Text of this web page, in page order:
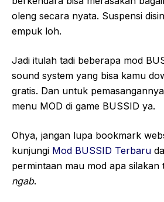
oleng secara nyata. Suspensi
empuk loh.
Jadi itulah tadi beberapa mod
sound system yang bisa kamu
gratis. Dan untuk
menu MOD di game BUSSID ya.
Ohya, jangan lupa bookmark
kunjungi Mod BUSSID Terbaru
permintaan mau mod apa silakan
ngab.